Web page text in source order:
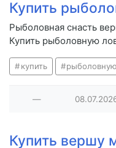
Купить
Рыболовная снасть
Купить рыболовную
купить рыболовную
—
Купить вершу